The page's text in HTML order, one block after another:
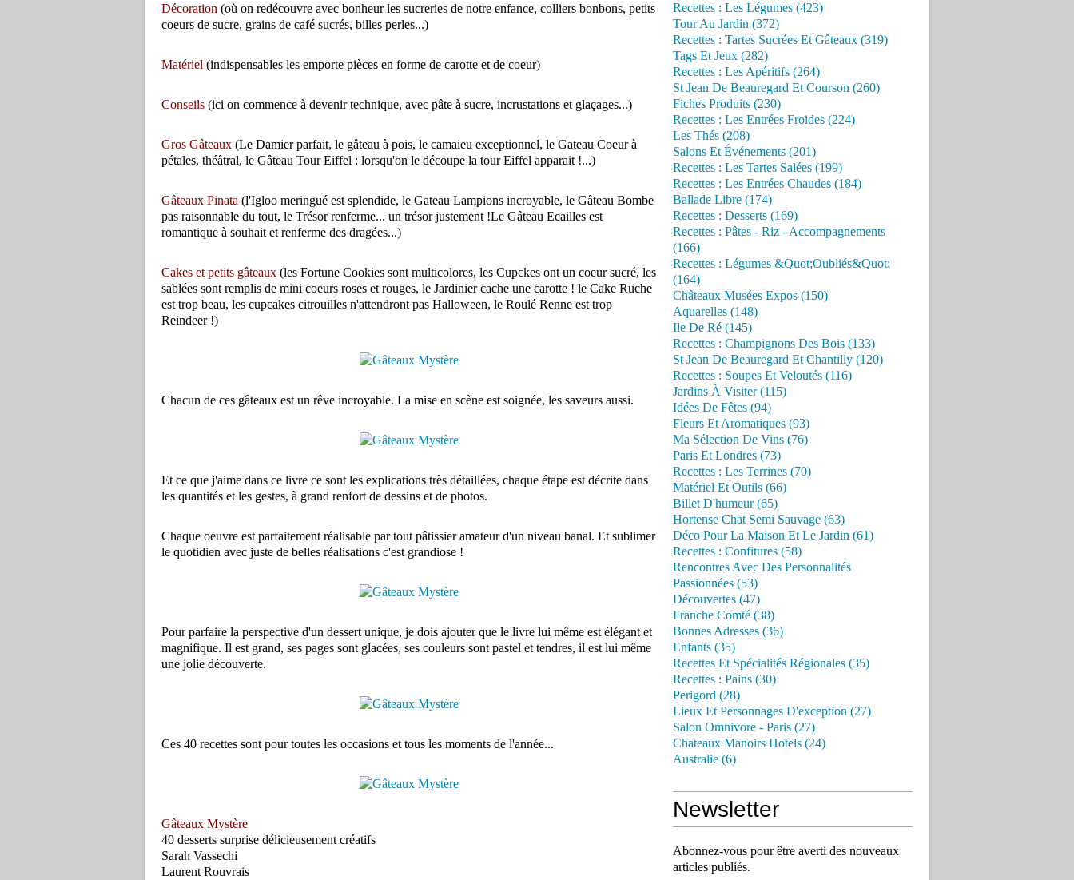
Décoration (où on redécouvre avec bonheur les sucreries de notre enfance, colliers bonbons, petits
coeurs de sucre, grains de café sucrés, billes perles...)
Matériel (indispensables les emporte pièces en forme de carotte et de coeur)
Conseils (ici on commence à devenir technique, avec pâte à sucre, incrustations et glaçages...)
Gros Gâteaux (Le Damier parfait, le gâteau à pois, le camaieu exceptionnel, le Gateau Coeur à
pétales, théâtral, le Gâteau Tour Eiffel : lorsqu'on le découpe la tour Eiffel apparait !...)
Gâteaux Pinata (l'Igloo meringué est splendide, le Gateau Lampions incroyable, le Gâteau Bombe
pas raisonnable du tout, le Trésor renferme... un trésor justement !Le Gâteau Ecailles est
romantique à souhait et renferme des dragées...)
Cakes et petits gâteaux (les Fortune Cookies sont multicolores, les Cupckes ont un coeur sucré, les
sablées sont remplis de mini coeurs roses et rouges, le Jardinier cache une carotte ! le Cake Ruche
est trop beau, les cupcakes citrouilles n'attendront pas Halloween, le Roulé Renne est trop
Reindeer !)
Chacun de ces gâteaux est un rêve incroyable. La mise en scène est soignée, les saveurs aussi.
Et ce que j'aime dans ce livre ce sont les explications très détaillées, chaque étape est décrite dans
les quantités et les gestes, à grand renfort de dessins et de photos.
Chaque oeuvre est parfaitement réalisable par tout pâtissier amateur d'un niveau banal. Et sublimer
le quotidien avec juste de belles réalisations c'est grandiose !
Pour parfaire la perspective d'un dessert unique, je dois ajouter que le livre lui même est élégant et
magnifique. Il est grand, ses pages sont glacées, ses couleurs sont pastel et tendres, il est lui même
une jolie découverte.
Ces 40 recettes sont pour toutes les occasions et tous les moments de l'année...
Gâteaux Mystère
40 desserts surprise délicieusement créatifs
Sarah Vassechi
Laurent Rouvrais
Recettes : Les Légumes (423)
Tour Au Jardin (372)
Recettes : Tartes Sucrées Et Gâteaux (319)
Tags Et Jeux (282)
Recettes : Les Apéritifs (264)
St Jean De Beauregard Et Courson (260)
Fiches Produits (230)
Recettes : Les Entrées Froides (224)
Les Thés (208)
Salons Et Événements (201)
Recettes : Les Tartes Salées (199)
Recettes : Les Entrées Chaudes (184)
Ballade Libre (174)
Recettes : Desserts (169)
Recettes : Pâtes - Riz - Accompagnements
(166)
Recettes : Légumes &Quot;Oubliés&Quot;
(164)
Châteaux Musées Expos (150)
Aquarelles (148)
Ile De Ré (145)
Recettes : Champignons Des Bois (133)
St Jean De Beauregard Et Chantilly (120)
Recettes : Soupes Et Veloutés (116)
Jardins À Visiter (115)
Idées De Fêtes (94)
Fleurs Et Aromatiques (93)
Ma Sélection De Vins (76)
Paris Et Londres (73)
Recettes : Les Terrines (70)
Matériel Et Outils (66)
Billet D'humeur (65)
Hortense Chat Semi Sauvage (63)
Déco Pour La Maison Et Le Jardin (61)
Recettes : Confitures (58)
Rencontres Avec Des Personnalités
Passionnées (53)
Découvertes (47)
Franche Comté (38)
Bonnes Adresses (36)
Enfants (35)
Recettes Et Spécialités Régionales (35)
Recettes : Pains (30)
Perigord (28)
Lieux Et Personnages D'exception (27)
Salon Omnivore - Paris (27)
Chateaux Manoirs Hotels (24)
Australie (6)
Newsletter
Abonnez-vous pour être averti des nouveaux
articles publiés.